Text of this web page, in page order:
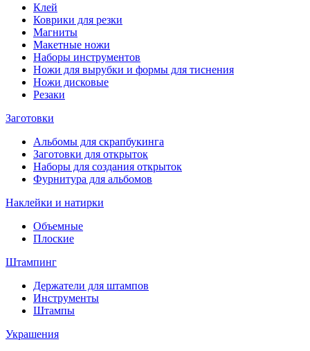
Клей
Коврики для резки
Магниты
Макетные ножи
Наборы инструментов
Ножи для вырубки и формы для тиснения
Ножи дисковые
Резаки
Заготовки
Альбомы для скрапбукинга
Заготовки для открыток
Наборы для создания открыток
Фурнитура для альбомов
Наклейки и натирки
Объемные
Плоские
Штампинг
Держатели для штампов
Инструменты
Штампы
Украшения